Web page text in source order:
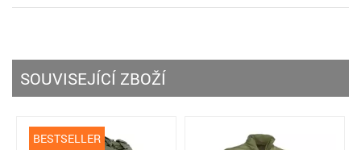
SOUVISEJÍCÍ ZBOŽÍ
BESTSELLER